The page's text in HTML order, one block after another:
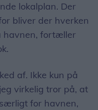
lokalplan. Der
bliver der hverken
havnen, fortæller
af. Ikke kun på
virkelig tror på, at
for havnen,